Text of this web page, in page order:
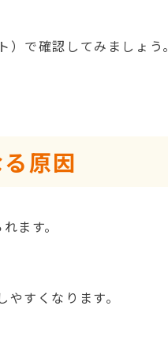
で確認してみましょう。
原因
ます。
すくなります。